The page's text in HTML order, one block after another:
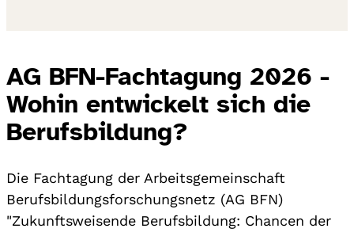
AG BFN-Fachtagung 2026 -
Wohin entwickelt sich die
Berufsbildung?
Die Fachtagung der Arbeitsgemeinschaft
Berufsbildungsforschungsnetz (AG BFN)
"Zukunftsweisende Berufsbildung: Chancen der